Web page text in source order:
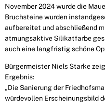
November 2024 wurde die
Bruchsteine wurden
aufbereitet und abschließend
atmungsaktive Silikatfarbe
auch eine langfristig schöne
Bürgermeister Niels Starke
Ergebnis:
„Die Sanierung der
würdevollen Erscheinungsbild